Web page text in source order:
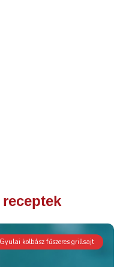
Gyulai kolbász fűszeres grillsajt